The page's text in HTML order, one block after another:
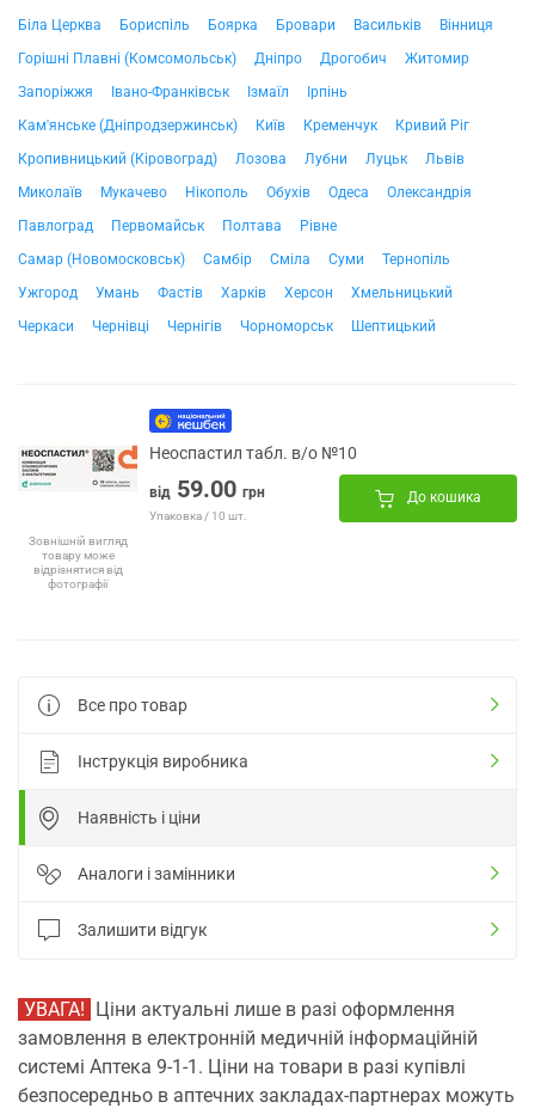
Біла Церква Бориспіль Боярка Бровари Васильків
Вінниця
Горішні Плавні (Комсомольськ)
Дніпро Дрогобич
Житомир
Запоріжжя
Івано-Франківськ Ізмаїл
Ірпінь
Кам'янське (Дніпродзержинськ)
Київ Кременчук
Кривий Ріг
Кропивницький (Кіровоград)
Лозова Лубни Луцьк
Львів
Миколаїв
Мукачево Нікополь Обухів Одеса
Олександрія
Павлоград
Первомайськ Полтава
Рівне
Самар (Новомосковськ)
Самбір Сміла Суми
Тернопіль
Ужгород
Умань Фастів Харків Херсон
Хмельницький
Черкаси
Чернівці Чернігів Чорноморськ Шептицький
Зовнішній вигляд
товару може
відрізнятися від
фотографії
Неоспастил табл. в/о №10
від 59.00 грн
Упаковка / 10 шт.
До кошика
Все про товар
Інструкція виробника
Наявність і ціни
Аналоги і замінники
Залишити відгук
УВАГА! Ціни актуальні лише в разі оформлення
замовлення в електронній медичній інформаційній
системі Аптека 9-1-1. Ціни на товари в разі купівлі
безпосередньо в аптечних закладах-партнерах можуть